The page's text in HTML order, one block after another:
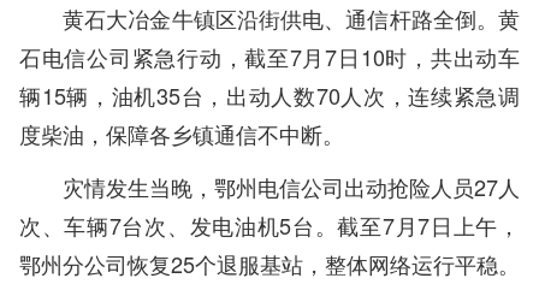
黄石大冶金牛镇区沿街供电、通信杆路全倒。黄
石电信公司紧急行动，截至7月7日10时，共出动车
辆15辆，油机35台，出动人数70人次，连续紧急调
度柴油，保障各乡镇通信不中断。
灾情发生当晚，鄂州电信公司出动抢险人员27人
次、车辆7台次、发电油机5台。截至7月7日上午，
鄂州分公司恢复25个退服基站，整体网络运行平稳。